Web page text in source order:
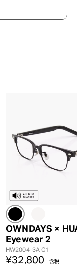
OWNDAYS ×
Eyewear 2
HW2004-3A C1
¥32,800 含税